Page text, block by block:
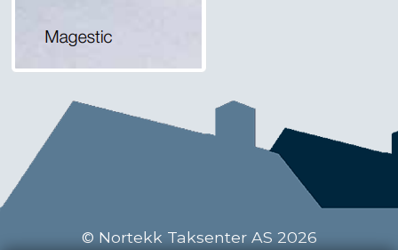
© Nortekk Taksenter AS 2026